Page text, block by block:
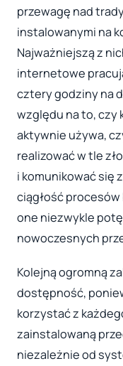
przewagę nad
instalowanymi na
Najważniejszą z
internetowe
cztery godziny na
względu na to, czy
aktywnie używa,
realizować w tle
i komunikować się
ciągłość
one niezwykle
nowoczesnych
Kolejną ogromną
dostępność,
korzystać z
zainstalowaną
niezależnie od